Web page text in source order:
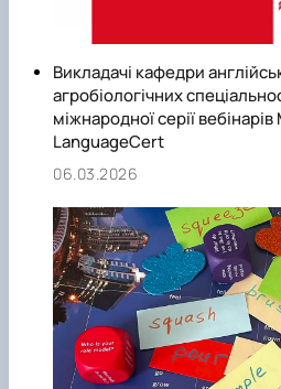
Викладачі кафедри
агробіологічних
міжнародної серії
LanguageCert
06.03.2026